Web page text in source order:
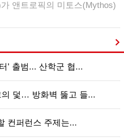
앤트로픽의 미토스(Mythos)
’ 출범... 산학군 협...
덫… 방화벽 뚫고 들...
컨퍼런스 주제는...